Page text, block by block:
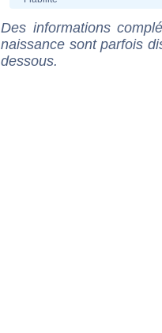
Des informations
naissance sont parfois
dessous.